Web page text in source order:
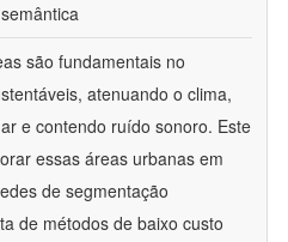
são fundamentais no
atenuando o clima,
e contendo ruído sonoro. Este
essas áreas urbanas em
de segmentação
de métodos de baixo custo